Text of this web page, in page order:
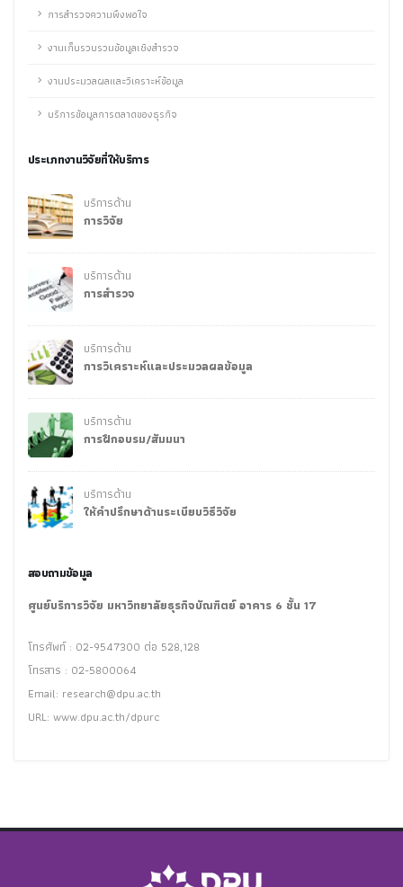
การสำรวจความพึงพอใจ
งานเก็บรวบรวมข้อมูลเชิงสำรวจ
งานประมวลผลและวิเคราะห์ข้อมูล
บริการข้อมูลการตลาดของธุรกิจ
ประเภทงานวิจัยที่ให้บริการ
บริการด้าน
การวิจัย
บริการด้าน
การสำรวจ
บริการด้าน
การวิเคราะห์และประมวลผลข้อมูล
บริการด้าน
การฝึกอบรม/สัมมนา
บริการด้าน
ให้คำปรึกษาด้านระเบียบวิธีวิจัย
สอบถามข้อมูล
ศูนย์บริการวิจัย มหาวิทยาลัยธุรกิจบัณฑิตย์ อาคาร 6 ชั้น 17
โทรศัพท์ : 02-9547300 ต่อ 528,128
โทรสาร : 02-5800064
Email: research@dpu.ac.th
URL: www.dpu.ac.th/dpurc